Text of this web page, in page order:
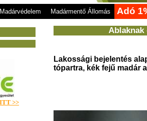
Madárvédelem Madármentő Állomás Adó
Ablaknak
Lakossági bejelentés
tópartra, kék fejű madár